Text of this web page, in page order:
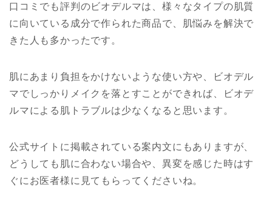
口コミでも評判のビオデルマは、様々なタイプの肌質
に向いている成分で作られた商品で、肌悩みを解決で
きた人も多かったです。
肌にあまり負担をかけないような使い方や、ビオデル
マでしっかりメイクを落とすことができれば、ビオデ
ルマによる肌トラブルは少なくなると思います。
公式サイトに掲載されている案内文にもありますが、
どうしても肌に合わない場合や、異変を感じた時はす
ぐにお医者様に見てもらってくださいね。